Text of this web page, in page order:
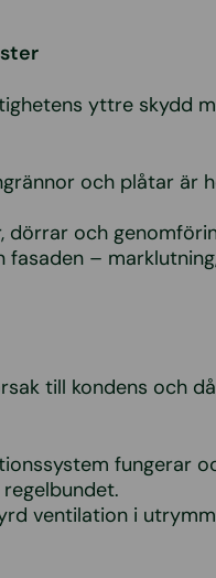
yttre skydd
och plåtar är
dörrar och
–
till kondens och
fungerar
ventilation i